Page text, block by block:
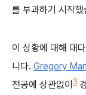
를 부과하기 시작했
이 상황에 대해 대
니다. Gregory
전공에 상관없이 3